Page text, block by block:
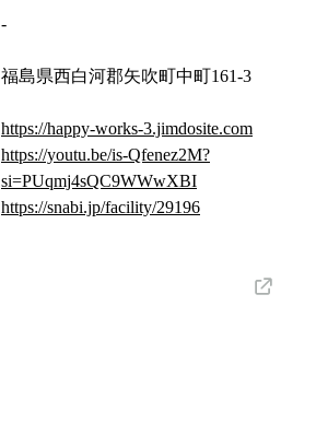
-
福島県西白河郡矢吹町中町161-3
https://happy-works-3.jimdosite.com
https://youtu.be/is-Qfenez2M?
si=PUqmj4sQC9WWwXBI
https://snabi.jp/facility/29196